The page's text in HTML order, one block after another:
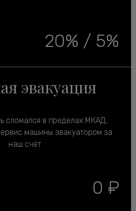
20% / 5%
эвакуация
сломался в пределах МКАД,
машины эвакуатором за
наш счёт.
0 ₽